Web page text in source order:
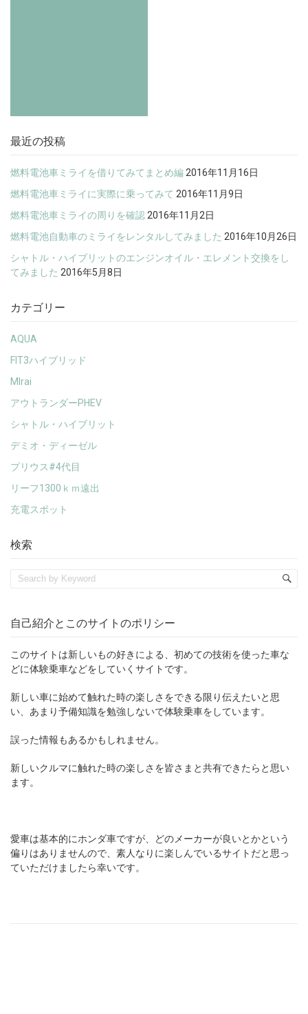
最近の投稿
燃料電池車ミライを借りてみてまとめ編 2016年11月16日
燃料電池車ミライに実際に乗ってみて 2016年11月9日
燃料電池車ミライの周りを確認 2016年11月2日
燃料電池自動車のミライをレンタルしてみました 2016年10月26日
シャトル・ハイブリットのエンジンオイル・エレメント交換をし
てみました 2016年5月8日
カテゴリー
AQUA
FIT3ハイブリッド
MIrai
アウトランダーPHEV
シャトル・ハイブリット
デミオ・ディーゼル
プリウス#4代目
リーフ1300ｋｍ遠出
充電スポット
検索
自己紹介とこのサイトのポリシー
このサイトは新しいもの好きによる、初めての技術を使った車な
どに体験乗車などをしていくサイトです。
新しい車に始めて触れた時の楽しさをできる限り伝えたいと思
い、あまり予備知識を勉強しないで体験乗車をしています。
誤った情報もあるかもしれません。
新しいクルマに触れた時の楽しさを皆さまと共有できたらと思い
ます。
愛車は基本的にホンダ車ですが、どのメーカーが良いとかという
偏りはありませんので、素人なりに楽しんでいるサイトだと思っ
ていただけましたら幸いです。